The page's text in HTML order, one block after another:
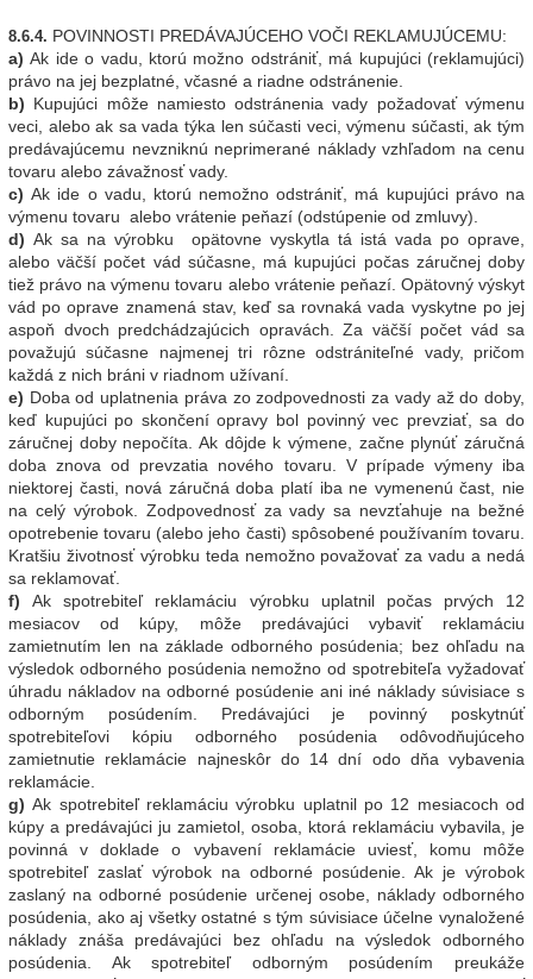
8.6.4. POVINNOSTI PREDÁVAJÚCEHO VOČI REKLAMUJÚCEMU:
a) Ak ide o vadu, ktorú možno odstrániť, má kupujúci (reklamujúci)
právo na jej bezplatné, včasné a riadne odstránenie.
b) Kupujúci môže namiesto odstránenia vady požadovať výmenu
veci, alebo ak sa vada týka len súčasti veci, výmenu súčasti, ak tým
predávajúcemu nevzniknú neprimerané náklady vzhľadom na cenu
tovaru alebo závažnosť vady.
c) Ak ide o vadu, ktorú nemožno odstrániť, má kupujúci právo na
výmenu tovaru alebo vrátenie peňazí (odstúpenie od zmluvy).
d) Ak sa na výrobku opätovne vyskytla tá istá vada po oprave,
alebo väčší počet vád súčasne, má kupujúci počas záručnej doby
tiež právo na výmenu tovaru alebo vrátenie peňazí. Opätovný výskyt
vád po oprave znamená stav, keď sa rovnaká vada vyskytne po jej
aspoň dvoch predchádzajúcich opravách. Za väčší počet vád sa
považujú súčasne najmenej tri rôzne odstrániteľné vady, pričom
každá z nich bráni v riadnom užívaní.
e) Doba od uplatnenia práva zo zodpovednosti za vady až do doby,
keď kupujúci po skončení opravy bol povinný vec prevziať, sa do
záručnej doby nepočíta. Ak dôjde k výmene, začne plynúť záručná
doba znova od prevzatia nového tovaru. V prípade výmeny iba
niektorej časti, nová záručná doba platí iba ne vymenenú čast, nie
na celý výrobok. Zodpovednosť za vady sa nevzťahuje na bežné
opotrebenie tovaru (alebo jeho časti) spôsobené používaním tovaru.
Kratšiu životnosť výrobku teda nemožno považovať za vadu a nedá
sa reklamovať.
f) Ak spotrebiteľ reklamáciu výrobku uplatnil počas prvých 12
mesiacov od kúpy, môže predávajúci vybaviť reklamáciu
zamietnutím len na základe odborného posúdenia; bez ohľadu na
výsledok odborného posúdenia nemožno od spotrebiteľa vyžadovať
úhradu nákladov na odborné posúdenie ani iné náklady súvisiace s
odborným posúdením. Predávajúci je povinný poskytnúť
spotrebiteľovi kópiu odborného posúdenia odôvodňujúceho
zamietnutie reklamácie najneskôr do 14 dní odo dňa vybavenia
reklamácie.
g) Ak spotrebiteľ reklamáciu výrobku uplatnil po 12 mesiacoch od
kúpy a predávajúci ju zamietol, osoba, ktorá reklamáciu vybavila, je
povinná v doklade o vybavení reklamácie uviesť, komu môže
spotrebiteľ zaslať výrobok na odborné posúdenie. Ak je výrobok
zaslaný na odborné posúdenie určenej osobe, náklady odborného
posúdenia, ako aj všetky ostatné s tým súvisiace účelne vynaložené
náklady znáša predávajúci bez ohľadu na výsledok odborného
posúdenia. Ak spotrebiteľ odborným posúdením preukáže